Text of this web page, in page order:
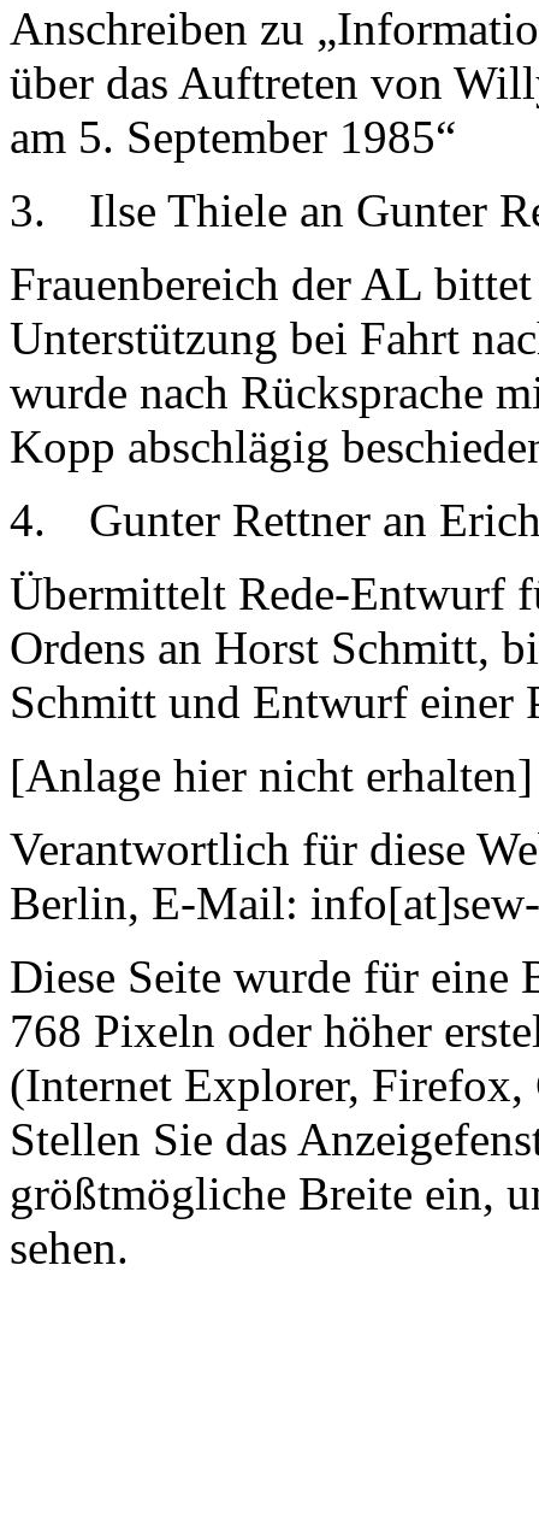
Anschreiben zu
über das Auftreten von
am 5. September 1985“
3.
Ilse Thiele an Gunter
Frauenbereich der AL
Unterstützung bei Fahrt
wurde nach Rücksprache
Kopp abschlägig
4.
Gunter Rettner an
Übermittelt Rede-Entwurf
Ordens an Horst Schmitt,
Schmitt und Entwurf einer
[Anlage hier nicht erhalten]
Verantwortlich für diese
Berlin, E-Mail:
Diese Seite wurde für
768 Pixeln oder höher
(Internet Explorer, Firefox,
Stellen Sie das
größtmögliche Breite ein,
sehen.